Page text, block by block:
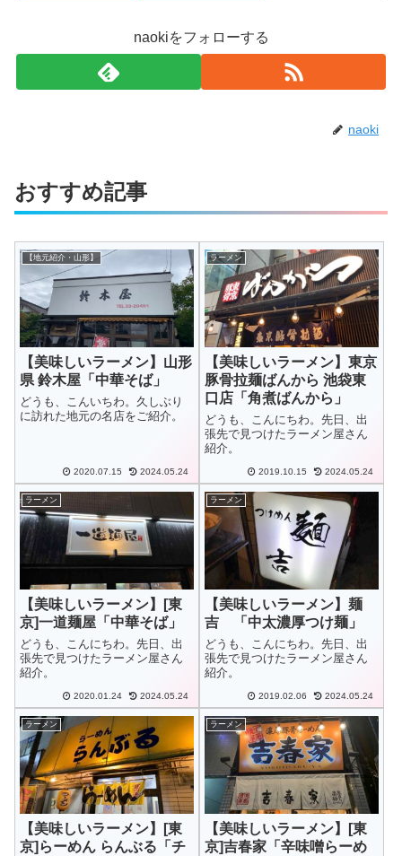
naokiをフォローする
naoki
おすすめ記事
【地元紹介・山形】
【美味しいラーメン】山形
県 鈴木屋「中華そば」
どうも、こんいちわ。久しぶり
に訪れた地元の名店をご紹介。
2020.07.15 2024.05.24
ラーメン
【美味しいラーメン】東京
豚骨拉麺ばんから 池袋東
口店「角煮ばんから」
どうも、こんにちわ。先日、出
張先で見つけたラーメン屋さん
紹介。
2019.10.15 2024.05.24
ラーメン
【美味しいラーメン】[東
京]一道麺屋「中華そば」
どうも、こんにちわ。先日、出
張先で見つけたラーメン屋さん
紹介。
2020.01.24 2024.05.24
ラーメン
【美味しいラーメン】麺
吉 「中太濃厚つけ麺」
どうも、こんにちわ。先日、出
張先で見つけたラーメン屋さん
紹介。
2019.02.06 2024.05.24
ラーメン
【美味しいラーメン】[東
京]らーめん らんぶる「チ
ラーメン
【美味しいラーメン】[東
京]吉春家「辛味噌らーめ